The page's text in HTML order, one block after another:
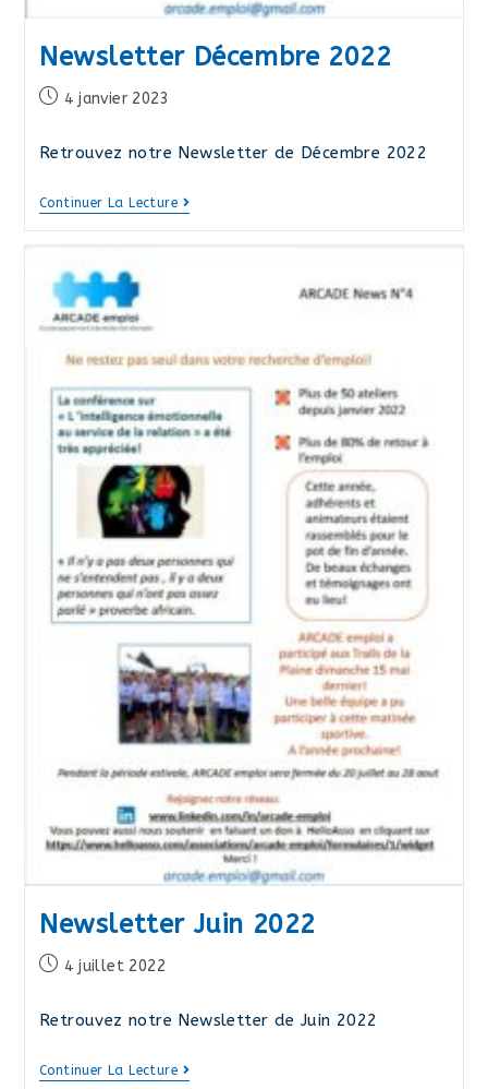
Newsletter Décembre 2022
Publication
4 janvier 2023
Retrouvez notre Newsletter de Décembre 2022
Continuer La LectureNewsletter
Décembre
Newsletter Juin 2022
Publication
4 juillet 2022
Retrouvez notre Newsletter de Juin 2022
Continuer La LectureNewsletter